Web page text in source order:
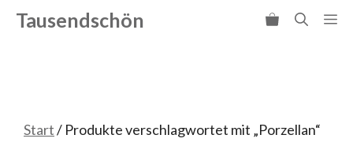
Zum
Inhalt
Tausendschön
Start/ Produkte verschlagwortet mit „Porzellan“